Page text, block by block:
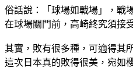
俗話說：「球場如戰場」，戰
在球場關門前，高崎終究須接
其實，敗有很多種，可適得其
這次日本真的敗得很美，宛如